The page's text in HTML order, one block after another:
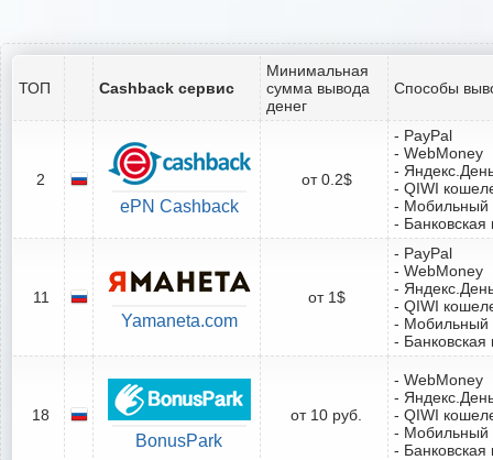
ТОП Cashback сервис
Минимальная
сумма вывода
денег
Способы
2
ePN Cashback
от 0.2$
- PayPal
- WebMoney
-
- QIWI
- Мобильный
- Банковская
11
Yamaneta.com
от 1$
- PayPal
- WebMoney
-
- QIWI
- Мобильный
- Банковская
18
BonusPark
от 10 руб.
- WebMoney
-
- QIWI
- Мобильный
- Банковская